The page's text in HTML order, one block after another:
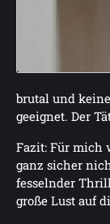
brutal und
geeignet. Der
Fazit: Für mich
ganz sicher
fesselnder
große Lust auf